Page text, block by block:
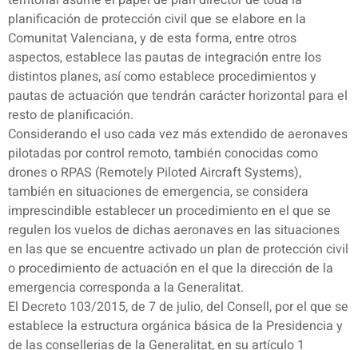
planificación de protección civil que se elabore en la
Comunitat Valenciana, y de esta forma, entre otros
aspectos, establece las pautas de integración entre los
distintos planes, así como establece procedimientos y
pautas de actuación que tendrán carácter horizontal para el
resto de planificación.
Considerando el uso cada vez más extendido de aeronaves
pilotadas por control remoto, también conocidas como
drones o RPAS (Remotely Piloted Aircraft Systems),
también en situaciones de emergencia, se considera
imprescindible establecer un procedimiento en el que se
regulen los vuelos de dichas aeronaves en las situaciones
en las que se encuentre activado un plan de protección civil
o procedimiento de actuación en el que la dirección de la
emergencia corresponda a la Generalitat.
El Decreto 103/2015, de 7 de julio, del Consell, por el que se
establece la estructura orgánica básica de la Presidencia y
de las consellerias de la Generalitat, en su artículo 1